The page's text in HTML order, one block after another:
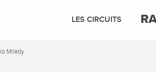
LES CIRCUITS
Milady